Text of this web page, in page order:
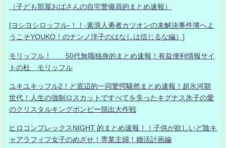
（子ども部屋おばさんの自宅警備員的まとめ速報）
[ヨシヨシロッフル-！！-素浪人勇者カツオンの未解決事件簿へよ
うこそYOUKO！のナンノ洋子のはなしは信じるな編）]
モリッフル！ 50代無職独身的まとめ速報！有益便利情報サイ
トの杜 モリッフル
ユキユキッフル2！ど底辺的一同驚愕騒然まとめ速報！超氷河期
世代！人生の強制ロスカットですべてを失ったキグナス氷子の愛
のクリスタルキングボンビー脱出大作戦
ヒロコンプレックスNIGHT 的まとめ速報！！子供が欲しいど陰キ
ャアラフィフ女子のめざせ！専業主婦！婚活計画編